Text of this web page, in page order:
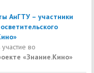
АнГТУ – участники
во
«Знание.Кино»